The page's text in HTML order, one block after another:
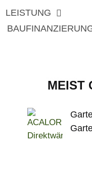
LEISTUNG
MEIST